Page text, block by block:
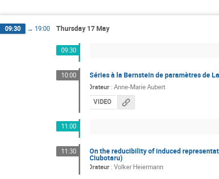
09:30 → 19:00 Thursday 17 May
09:30
10:00 Séries à la Bernstein de paramètres de
Orateur :Anne-Marie Aubert
VIDEO
11:00
11:30 On the reducibility of induced
Ciubotaru)
Orateur :Volker Heiermann